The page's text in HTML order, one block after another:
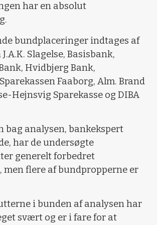
har en absolut
bundplaceringer indtages af
Slagelse, Basisbank,
Hvidbjerg Bank,
Faaborg, Alm. Brand
Hejnsvig Sparekasse og DIBA
bag analysen, bankekspert
har de undersøgte
generelt forbedret
flere af bundpropperne er
i bunden af analysen har
svært og er i fare for at